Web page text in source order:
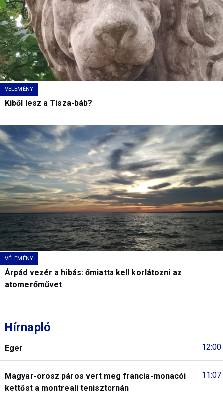
VÉLEMÉNY
Kiből lesz a Tisza-báb?
VÉLEMÉNY
Árpád vezér a hibás: őmiatta kell korlátozni az
atomerőművet
Hírnapló
12:00
Eger
11:07
Magyar-orosz páros vert meg francia-monacói
kettőst a montreali tenisztornán